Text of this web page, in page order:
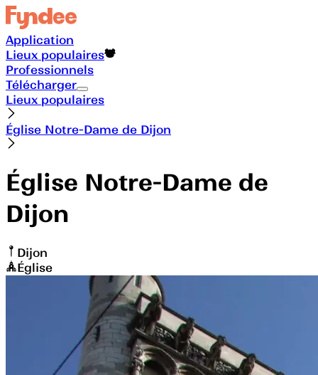
Application
Lieux populaires
Professionnels
Télécharger
Lieux populaires
Église Notre-Dame de Dijon
Église Notre-Dame de
Dijon
Dijon
Église